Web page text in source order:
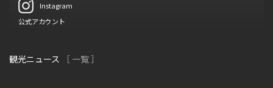
Instagram
公式アカウント
観光ニュース ［ 一覧 ］